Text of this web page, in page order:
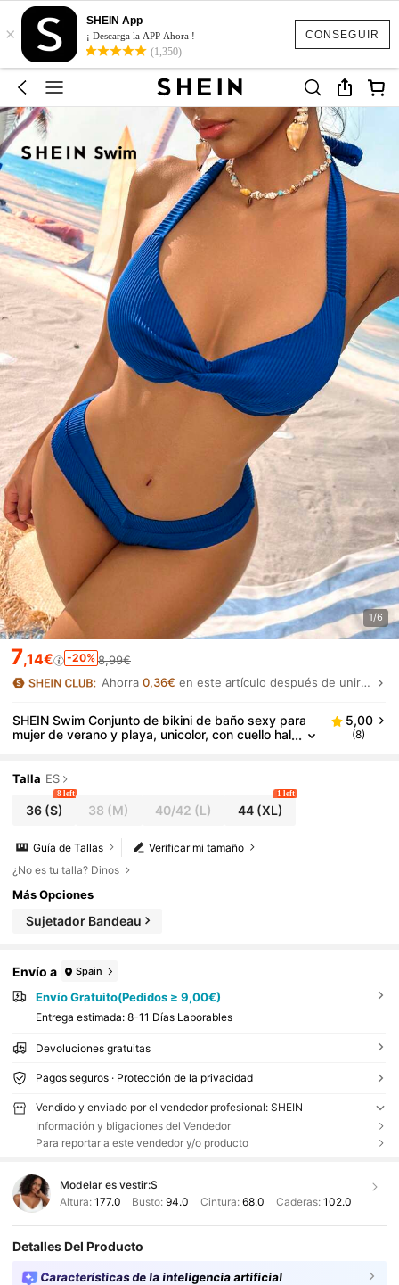
CONSEGUIR
×
SHEIN App
¡ Descarga la APP Ahora !
(1,350)
1/6
7,14€ -20% 8,99€
Ahorra 0,36€ en este artículo después de unirte.
SHEIN Swim Conjunto de bikini de baño sexy para
mujer de verano y playa, unicolor, con cuello hal
5,00
(8)
Talla ES
36(S)
8 left
38 (M) 40/42 (L) 44(XL)
1 left
Verificar mi tamaño
Guía de Tallas
¿No es tu talla? Dinos
Más Opciones
Sujetador Bandeau
Envío a Spain
Envío Gratuito(Pedidos ≥ 9,00€)
Entrega estimada: 8-11 Días Laborables
Devoluciones gratuitas
Pagos seguros · Protección de la privacidad
Vendido y enviado por el vendedor profesional: SHEIN
Información y bligaciones del Vendedor
Para reportar a este vendedor y/o producto
Modelar es vestir:S
Altura: 177.0 Busto:94.0 Cintura: 68.0 Caderas: 102.0
Detalles Del Producto
Características de la inteligencia artificial